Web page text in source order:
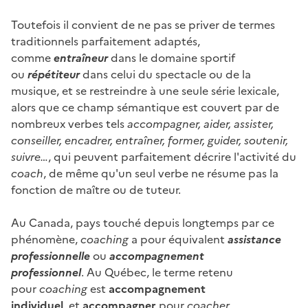
Toutefois il convient de ne pas se priver de termes
traditionnels parfaitement adaptés,
commeentraîneurdans le domaine sportif
ou répétiteurdans celui du spectacle ou de la
musique, et se restreindre à une seule série lexicale,
alors que ce champ sémantique est couvert par de
nombreux verbes telsaccompagner, aider, assister,
conseiller, encadrer, entraîner, former, guider, soutenir,
suivre…, qui peuvent parfaitement décrire l'activité du
coach, de même qu'un seul verbe ne résume pas la
fonction de maître ou de tuteur.
Au Canada, pays touché depuis longtemps par ce
phénomène,coaching a pour équivalent assistance
professionnelleou accompagnement
professionnel. Au Québec, le terme retenu
pourcoachingest accompagnement
individuel, et accompagner pourcoacher.